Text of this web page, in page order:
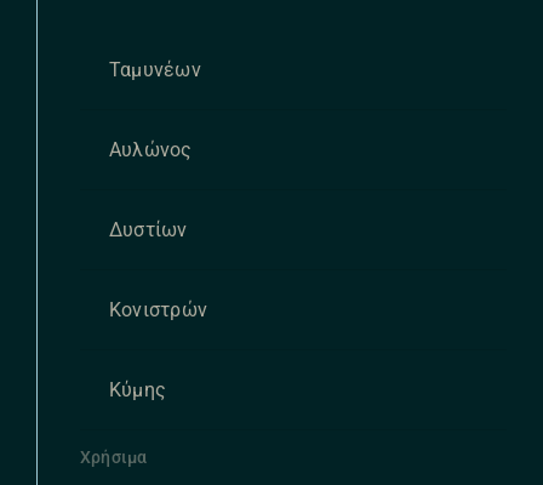
Ταμυνέων
Αυλώνος
Δυστίων
Κονιστρών
Κύμης
Χρήσιμα